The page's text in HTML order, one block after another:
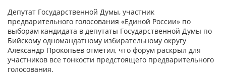
Депутат Государственной Думы, участник
предварительного голосования «Единой России» по
выборам кандидата в депутаты Государственной Думы по
Бийскому одномандатному избирательному округу
Александр Прокопьев отметил, что форум раскрыл для
участников все тонкости предстоящего предварительного
голосования.